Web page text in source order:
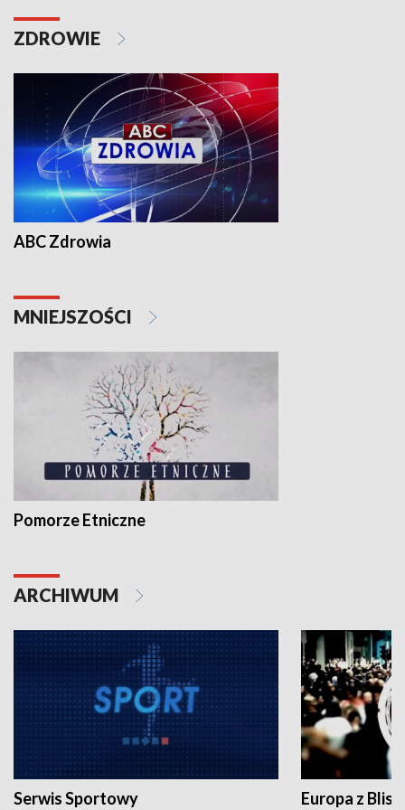
ZDROWIE
ABC Zdrowia
MNIEJSZOŚCI
Pomorze Etniczne
ARCHIWUM
Serwis Sportowy Europa z